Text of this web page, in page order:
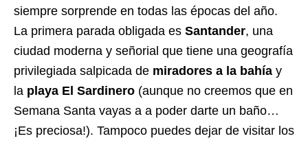
siempre sorprende en todas las épocas del año.
La primera parada obligada es Santander, una
ciudad moderna y señorial que tiene una geografía
privilegiada salpicada de miradores a la bahía y
la playa El Sardinero (aunque no creemos que en
Semana Santa vayas a a poder darte un baño…
¡Es preciosa!). Tampoco puedes dejar de visitar los